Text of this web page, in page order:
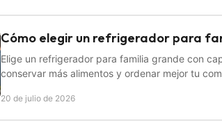
Cómo elegir un refrigerador para
Elige un refrigerador para familia grande con
conservar más alimentos y ordenar mejor tu
20 de julio de 2026